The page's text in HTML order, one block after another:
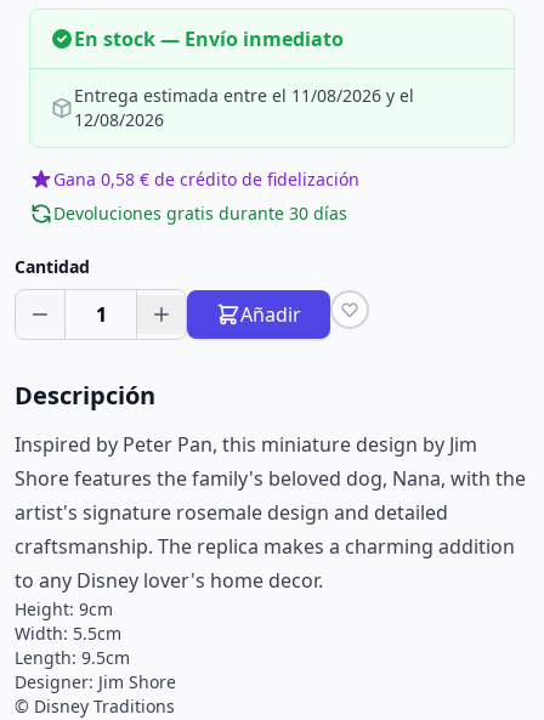
En stock — Envío inmediato
Entrega estimada entre el 11/08/2026 y el
12/08/2026
Gana 0,58 € de crédito de fidelización
Devoluciones gratis durante 30 días
Cantidad
1 Añadir
Descripción
Inspired by Peter Pan, this miniature design by Jim
Shore features the family's beloved dog, Nana, with the
artist's signature rosemale design and detailed
craftsmanship. The replica makes a charming addition
to any Disney lover's home decor.
Height: 9cm
Width: 5.5cm
Length: 9.5cm
Designer: Jim Shore
© Disney Traditions